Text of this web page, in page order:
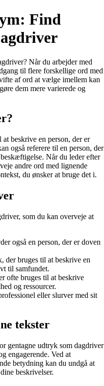
Find
Når du arbejder med
til flere forskellige ord med
af ord at vælge imellem kan
dem mere varierede og
beskrive en person, der er
også referere til en person, der
Når du leder efter
andre ord med lignende
du ønsker at bruge det i.
som du kan overveje at
også en person, der er doven
der bruges til at beskrive en
til samfundet.
ofte bruges til at beskrive
og ressourcer.
eller slurver med sit
tekster
gentagne udtryk som dagdriver
engagerende. Ved at
betydning kan du undgå at
beskrivelser.